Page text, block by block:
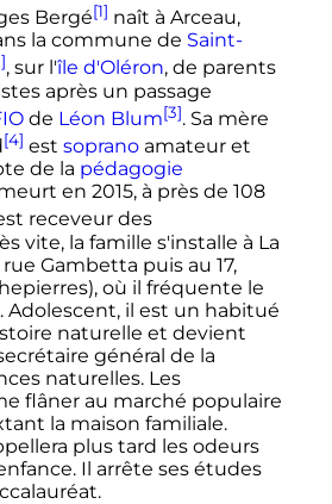
Bergé[1] naît à Arceau,
la commune de Saint-
, sur l'île d'Oléron, de parents
après un passage
de Léon Blum[3]. Sa mère
[4] est sopranoamateur et
de la pédagogie
en 2015, à près de 108
receveur des
vite, la famille s'installe à La
rue Gambetta puis au 17,
où il fréquente le
Adolescent, il est un habitué
naturelle et devient
général de la
naturelles. Les
flâner au marché populaire
la maison familiale.
plus tard les odeurs
Il arrête ses études